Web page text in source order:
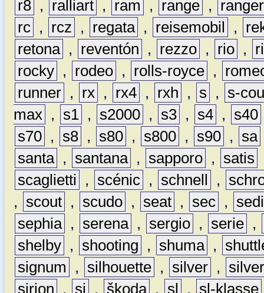
r8 , ralliart , ram , range ,
ranger
rc , rcz , regata , reisemobil ,
retona , reventón , rezzo , rio ,
rocky , rodeo , rolls-royce ,
runner , rx , rx4 , rxh , s ,
s-
max , s1 , s2000 , s3 , s4 , s40
s70 , s8 , s80 , s800 , s90 , sa
santa , santana , sapporo , satis
scaglietti
, scénic , schnell ,
,
scout , scudo , seat , sec ,
sephia , serena , sergio , serie ,
shelby , shooting , shuma ,
signum
, silhouette , silver ,
sirion
, sj , škoda , sl , sl-klasse